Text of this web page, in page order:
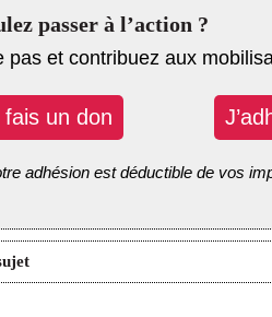
passer à l’action ?
pas et contribuez aux
fais un don
adhésion est déductible de vos